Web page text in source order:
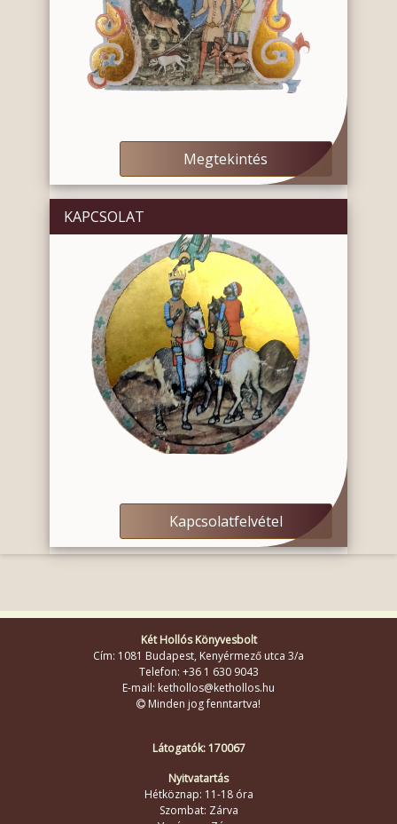
Megtekintés
KAPCSOLAT
Kapcsolatfelvétel
Két Hollós Könyvesbolt
Cím: 1081 Budapest, Kenyérmező utca 3/a
Telefon: +36 1 630 9043
E-mail: kethollos@kethollos.hu
Minden jog fenntartva!
Látogatók: 170067
Nyitvatartás
Hétköznap: 11-18 óra
Szombat: Zárva